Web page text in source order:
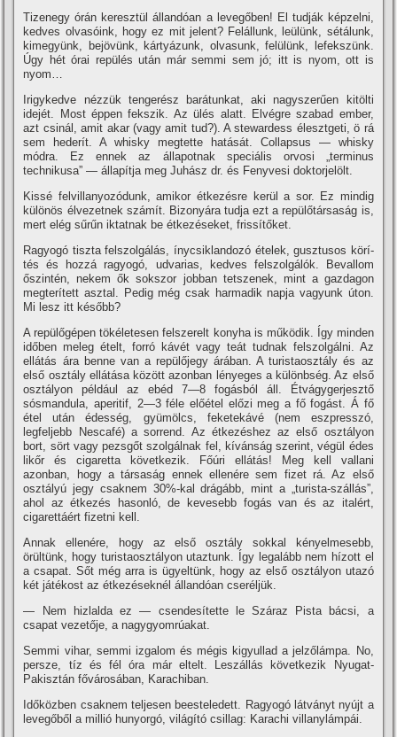
Tizenegy órán keresztül állandóan a levegőben! El tudják képzelni,
kedves olvasóink, hogy ez mit jelent? Felállunk, leülünk, sétálunk,
kimegyünk, bejövünk, kártyázunk, olvasunk, felülünk, lefekszünk.
Úgy hét órai repülés után már semmi sem jó; itt is nyom, ott is
nyom…
Irigykedve nézzük tengerész barátunkat, aki nagyszerűen kitölti
idejét. Most éppen fekszik. Az ülés alatt. Elvégre szabad ember,
azt csinál, amit akar (vagy amit tud?). A stewardess élesztgeti, ö rá
sem hederí­t. A whisky megtette hatását. Collapsus — whisky
módra. Ez ennek az állapotnak speciális orvosi „terminus
technikusa” — állapí­tja meg Juhász dr. és Fenyvesi doktorjelölt.
Kissé felvillanyozódunk, amikor étkezésre kerül a sor. Ez mindig
különös élvezetnek számí­t. Bizonyára tudja ezt a repülőtársaság is,
mert elég sűrűn iktatnak be étkezéseket, frissí­tőket.
Ragyogó tiszta felszolgálás, í­nycsiklandozó ételek, gusztusos körí­
tés és hozzá ragyogó, udvarias, kedves felszolgálók. Bevallom
őszintén, nekem ők sokszor jobban tetszenek, mint a gazdagon
megterí­tett asztal. Pedig még csak harmadik napja vagyunk úton.
Mi lesz itt később?
A repülőgépen tökéletesen felszerelt konyha is működik. Így minden
időben meleg ételt, forró kávét vagy teát tudnak felszolgálni. Az
ellátás ára benne van a repülőjegy árában. A turistaosztály és az
első osztály ellátása között azonban lényeges a különbség. Az első
osztályon például az ebéd 7—8 fogásból áll. Étvágygerjesztő
sósmandula, aperitif, 2—3 féle előétel előzi meg a fő fogást. Á fő
étel után édesség, gyümölcs, feketekávé (nem eszpresszó,
legfeljebb Nescafé) a sorrend. Az étkezéshez az első osztályon
bort, sört vagy pezsgőt szolgálnak fel, kí­vánság szerint, végül édes
likőr és cigaretta következik. Főúri ellátás! Meg kell vallani
azonban, hogy a társaság ennek ellenére sem fizet rá. Az első
osztályú jegy csaknem 30%-kal drágább, mint a „turista-szállás”,
ahol az étkezés hasonló, de kevesebb fogás van és az italért,
cigarettáért fizetni kell.
Annak ellenére, hogy az első osztály sokkal kényelmesebb,
örültünk, hogy turistaosztályon utaztunk. Így legalább nem hí­zott el
a csapat. Sőt még arra is ügyeltünk, hogy az első osztályon utazó
két játékost az étkezéseknél állandóan cseréljük.
— Nem hizlalda ez — csendesí­tette le Száraz Pista bácsi, a
csapat vezetője, a nagygyomrúakat.
Semmi vihar, semmi izgalom és mégis kigyullad a jelzőlámpa. No,
persze, tí­z és fél óra már eltelt. Leszállás következik Nyugat-
Pakisztán fővárosában, Karachiban.
Időközben csaknem teljesen beesteledett. Ragyogó látványt nyújt a
levegőből a millió hunyorgó, világí­tó csillag: Karachi villanylámpái.